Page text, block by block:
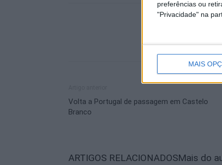
preferências ou
"Privacidade" na
MAIS
Volta a Portugal de passagem em Castelo
Branco
ARTIGOS RELACIONADOSMais do